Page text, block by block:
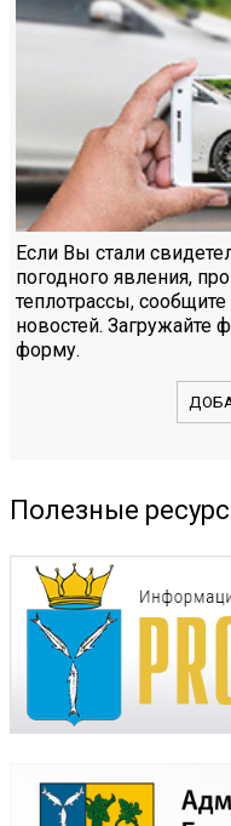
Если Вы стали
погодного явления,
теплотрассы,
новостей. Загружайте
форму.
Полезные